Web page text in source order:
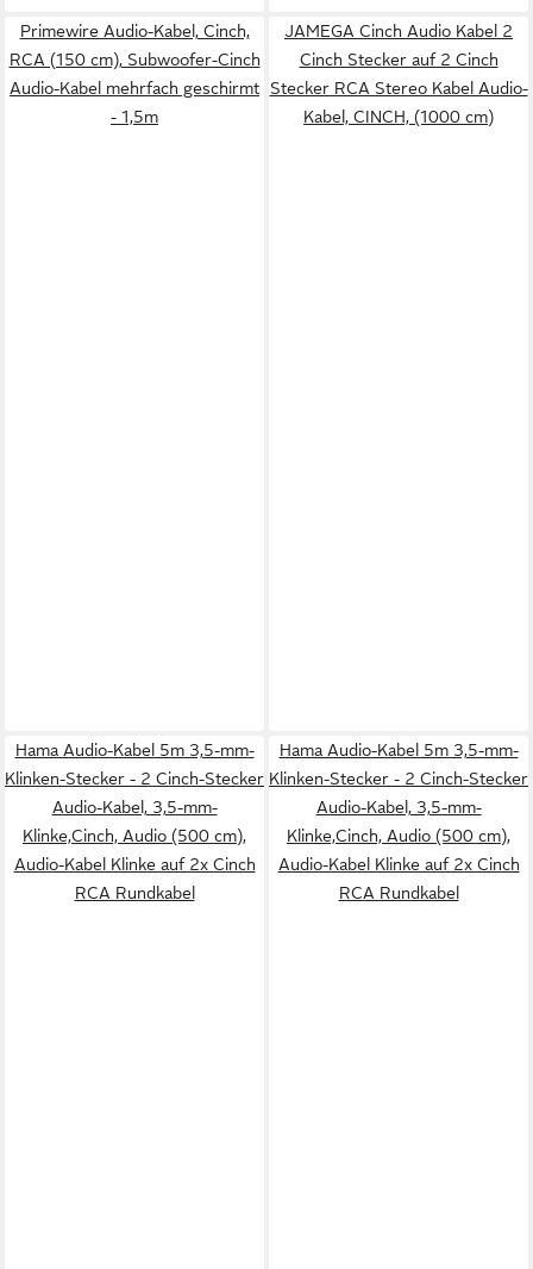
Primewire Audio-Kabel, Cinch,
RCA (150 cm), Subwoofer-Cinch
Audio-Kabel mehrfach geschirmt
- 1,5m
JAMEGA Cinch Audio Kabel 2
Cinch Stecker auf 2 Cinch
Stecker RCA Stereo Kabel Audio-
Kabel, CINCH, (1000 cm)
Hama Audio-Kabel 5m 3,5-mm-
Klinken-Stecker - 2 Cinch-Stecker
Audio-Kabel, 3,5-mm-
Klinke,Cinch, Audio (500 cm),
Audio-Kabel Klinke auf 2x Cinch
RCA Rundkabel
Hama Audio-Kabel 5m 3,5-mm-
Klinken-Stecker - 2 Cinch-Stecker
Audio-Kabel, 3,5-mm-
Klinke,Cinch, Audio (500 cm),
Audio-Kabel Klinke auf 2x Cinch
RCA Rundkabel